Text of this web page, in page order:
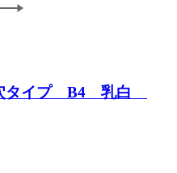
穴タイプ B4 乳白